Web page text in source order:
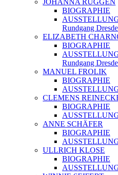
BIOGRAPHIE
Rundgang
ELIZABETH
BIOGRAPHIE
Rundgang
MANUEL FROLIK
BIOGRAPHIE
CLEMENS
BIOGRAPHIE
ANNE SCHÄFER
BIOGRAPHIE
ULLRICH KLOSE
BIOGRAPHIE